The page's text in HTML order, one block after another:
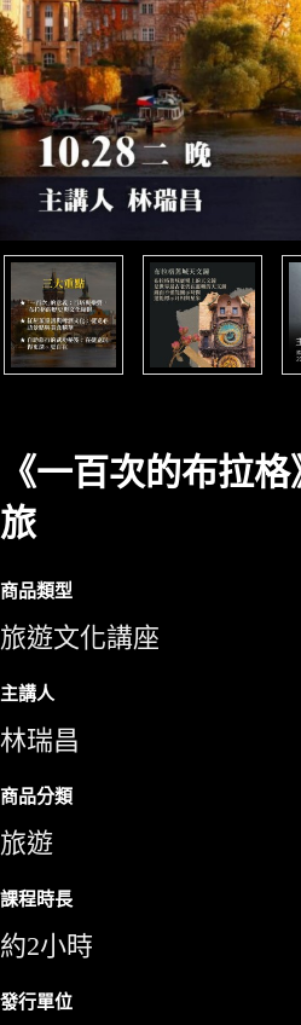
《一百次的布拉
旅
商品類型
旅遊文化講座
主講人
林瑞昌
商品分類
旅遊
課程時長
約2小時
發行單位